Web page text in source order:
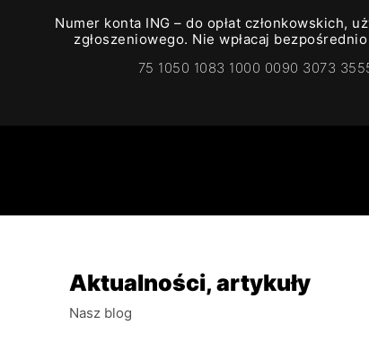
Numer konta ING – do opłat członkowskich,
zgłoszeniowego. Nie wpłacaj
75 1050 1083 1000 0090 3073
Aktualności, artykuły
Nasz blog